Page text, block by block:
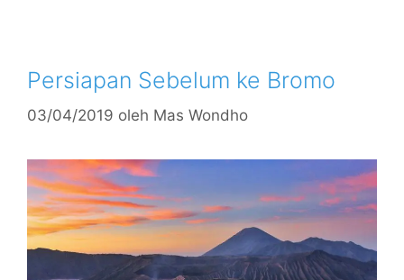
Persiapan Sebelum ke Bromo
03/04/2019 oleh Mas Wondho